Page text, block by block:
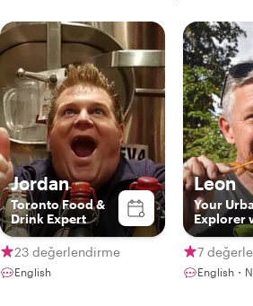
Jordan
Toronto Food &
Drink Expert
23 değerlendirme
English
Leon
Your
Explorer
yrs. of
best
for
7
English・